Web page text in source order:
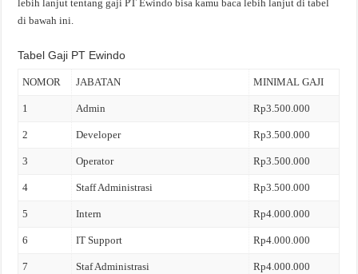
lebih lanjut tentang gaji PT Ewindo bisa kamu baca lebih lanjut di tabel
di bawah ini.
Tabel Gaji PT Ewindo
NOMOR JABATAN MINIMAL GAJI
1 Admin Rp3.500.000
2 Developer Rp3.500.000
3 Operator Rp3.500.000
4 Staff Administrasi Rp3.500.000
5 Intern Rp4.000.000
6 IT Support Rp4.000.000
7 Staf Administrasi Rp4.000.000